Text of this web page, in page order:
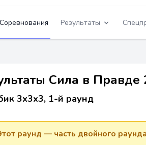
Соревнования Результаты
Сила в Правде
3x3x3, 1-й раунд
раунд — часть двойного